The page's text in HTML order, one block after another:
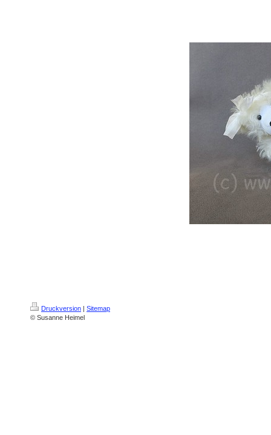
Druckversion | Sitemap
© Susanne Heimel